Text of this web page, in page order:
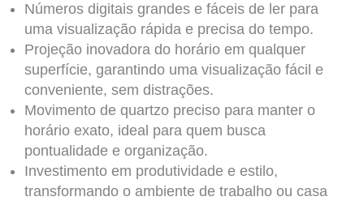
Números digitais grandes e fáceis de ler para
uma visualização rápida e precisa do tempo.
Projeção inovadora do horário em qualquer
superfície, garantindo uma visualização fácil e
conveniente, sem distrações.
Movimento de quartzo preciso para manter o
horário exato, ideal para quem busca
pontualidade e organização.
Investimento em produtividade e estilo,
transformando o ambiente de trabalho ou casa